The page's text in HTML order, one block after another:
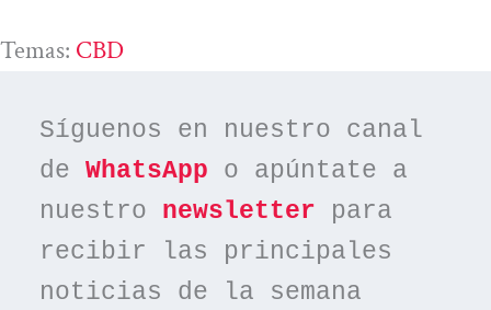
Temas: CBD
Síguenos en nuestro canal
de WhatsApp o apúntate a
nuestro newsletter para
recibir las principales
noticias de la semana